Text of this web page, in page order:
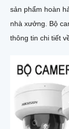
sản phẩm hoàn
nhà xưởng. Bộ camera này được trang bị đầy đủ, cung cấp
thông tin chi tiết